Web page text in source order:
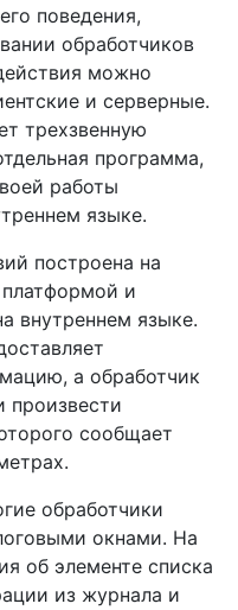
поведения,
обработчиков
можно
и серверные.
трехзвенную
программа,
работы
языке.
построена на
и
внутреннем языке.
а обработчик
произвести
сообщает
обработчики
окнами. На
об элементе списка
из журнала и